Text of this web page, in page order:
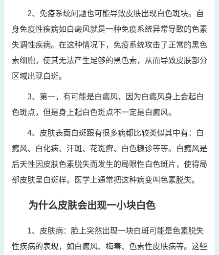
2、免疫系统问题也可能导致皮肤出现白色斑块。自
身免疫性疾病如白癜风就是一种免疫系统异常导致的色素
失调性疾病。在这种情况下，免疫系统攻击了正常的黑色
素细胞，使其无法产生足够的黑色素，从而导致皮肤部分
区域出现白斑。
3、第一，有可能是白癜风，因为白癜风身上会起白
色斑点，但是身上起白色斑点不一定是白癜风。
4、皮肤表面白斑跟有很多病都比较类似其中有：白
癜风、白化病、汗斑、花斑癣、白色糠诊等等。白癜风是
后天性因皮肤色素脱失而发生的局限性白色斑片，使得局
部皮肤呈白斑样。医学上通常把这种病变叫色素脱失。
为什么皮肤会出现一小块白色
1、皮肤病：脸上突然出现一块白斑可能是色素脱失
性疾病的表现，如白癜风、梅毒、色素性皮肤病等。这些